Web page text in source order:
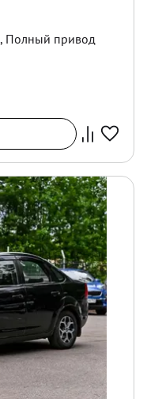
, Полный привод